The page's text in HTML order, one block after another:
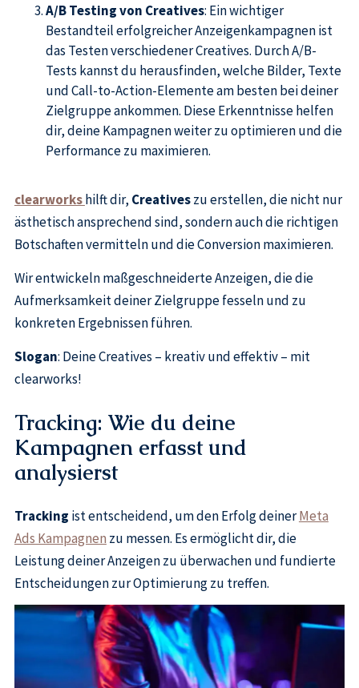
A/B Testing von Creatives: Ein wichtiger
Bestandteil erfolgreicher Anzeigenkampagnen ist
das Testen verschiedener Creatives. Durch A/B-
Tests kannst du herausfinden, welche Bilder, Texte
und Call-to-Action-Elemente am besten bei deiner
Zielgruppe ankommen. Diese Erkenntnisse helfen
dir, deine Kampagnen weiter zu optimieren und die
Performance zu maximieren.
clearworkshilft dir, Creativeszu erstellen, die nicht nur
ästhetisch ansprechend sind, sondern auch die richtigen
Botschaften vermitteln und die Conversion maximieren.
Wir entwickeln maßgeschneiderte Anzeigen, die die
Aufmerksamkeit deiner Zielgruppe fesseln und zu
konkreten Ergebnissen führen.
Slogan: Deine Creatives – kreativ und effektiv – mit
clearworks!
Tracking: Wie du deine
Kampagnen erfasst und
analysierst
Tracking ist entscheidend, um den Erfolg deinerMeta
Ads Kampagnen zu messen. Es ermöglicht dir, die
Leistung deiner Anzeigen zu überwachen und fundierte
Entscheidungen zur Optimierung zu treffen.